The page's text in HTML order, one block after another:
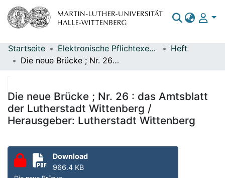
Bereiche & Sammlungen
Statistiken
Startseite Elektronische Pflichtexemplare
Heft
Die neue Brücke ; Nr. 26 : das Amtsblatt der Lutherstadt Wittenberg / Herausgeber: Lutherstadt Wittenberg
Die neue Brücke ; Nr. 26 : das Amtsblatt
der Lutherstadt Wittenberg /
Herausgeber: Lutherstadt Wittenberg
Download
966.4 KB